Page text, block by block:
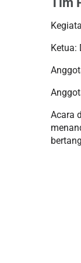
Ketua:
Acara